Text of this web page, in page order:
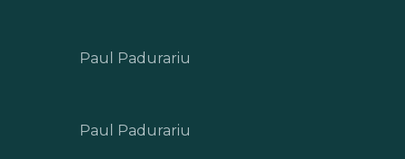
Paul Padurariu
Paul Padurariu